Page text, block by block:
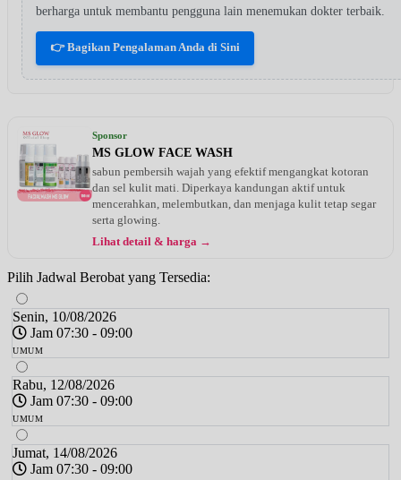
berharga untuk membantu pengguna lain menemukan dokter terbaik.
👉 Bagikan Pengalaman Anda di Sini
Sponsor
MS GLOW FACE WASH
sabun pembersih wajah yang efektif mengangkat kotoran
dan sel kulit mati. Diperkaya kandungan aktif untuk
mencerahkan, melembutkan, dan menjaga kulit tetap segar
serta glowing.
Lihat detail & harga →
Pilih Jadwal Berobat yang Tersedia:
Senin, 10/08/2026
Jam 07:30 - 09:00
UMUM
Rabu, 12/08/2026
Jam 07:30 - 09:00
UMUM
Jumat, 14/08/2026
Jam 07:30 - 09:00